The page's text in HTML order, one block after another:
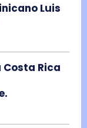
Luis
Costa Rica